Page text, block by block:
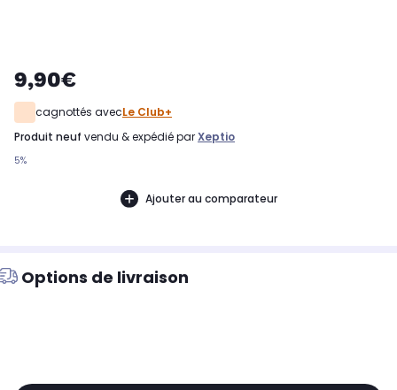
9,90€
cagnottés avecLe Club+
produit neuf vendu & expédié parXeptio
5%
Ajouter au comparateur
Options de livraison